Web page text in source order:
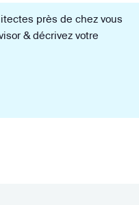
près de chez vous
& décrivez votre